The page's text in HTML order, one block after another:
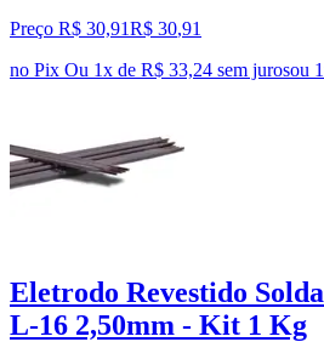
Preço R$ 30,91R$ 30,91
no Pix Ou 1x de R$ 33,24 sem jurosou 1
Eletrodo Revestido
L-16 2,50mm - Kit 1 Kg